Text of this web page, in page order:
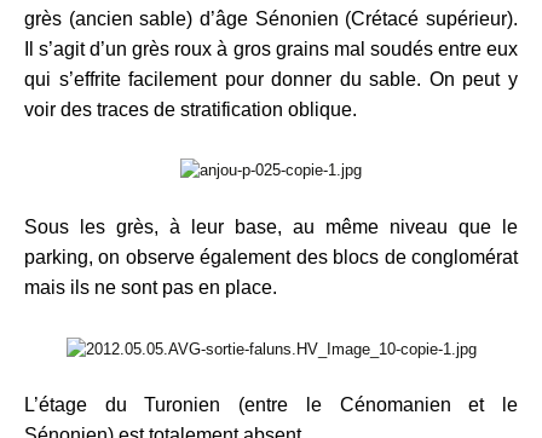
grès (ancien sable) d’âge Sénonien (Crétacé supérieur).
Il s’agit d’un grès roux à gros grains mal soudés entre eux
qui s’effrite facilement pour donner du sable. On peut y
voir des traces de stratification oblique.
Sous les grès, à leur base, au même niveau que le
parking, on observe également des blocs de conglomérat
mais ils ne sont pas en place.
L’étage du Turonien (entre le Cénomanien et le